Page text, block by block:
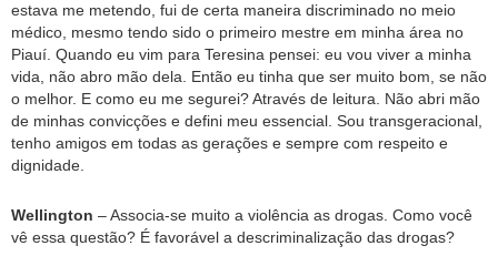
estava me metendo, fui de certa maneira discriminado no meio
médico, mesmo tendo sido o primeiro mestre em minha área no
Piauí. Quando eu vim para Teresina pensei: eu vou viver a minha
vida, não abro mão dela. Então eu tinha que ser muito bom, se não
o melhor. E como eu me segurei? Através de leitura. Não abri mão
de minhas convicções e defini meu essencial. Sou transgeracional,
tenho amigos em todas as gerações e sempre com respeito e
dignidade.
Wellington – Associa-se muito a violência as drogas. Como você
vê essa questão? É favorável a descriminalização das drogas?